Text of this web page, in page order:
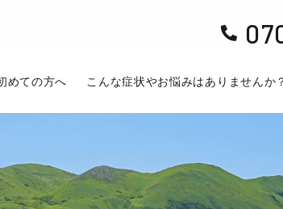

めての方へ こんな症状やお悩みはありませんか